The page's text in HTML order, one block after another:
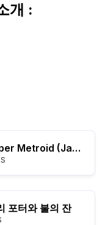
개 :
Super Metroid (Japan, USA) (En,Ja)
포터와 불의 잔